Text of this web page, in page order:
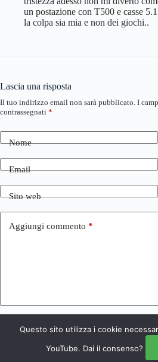
un postazione con T500 e casse
la colpa sia mia e non dei giochi..
Lascia una risposta
Il tuo indirizzo email non sarà pubblicato. I
contrassegnati *
Nome
Email
Sito web
Aggiungi commento *
Invia commento
Questo sito utilizza i cookie
YouTube. Dai il consenso?